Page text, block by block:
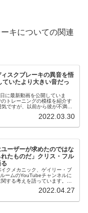
キについての関連
スクブレーキの異音を悟
ていたより大きい音だっ
に最新動画を公開していま
トレーニングの模様を紹介す
ですが、以前から彼が不満を
2022.03.30
ユーザーが求めたのではな
たものだ」クリス・フル
クメカニック、ゲイリー・ブ
ームのYouTubeチャンネルに
する考えを語っています。ブ
2022.04.27